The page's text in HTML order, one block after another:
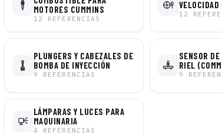
MOTORES CUMMINS
12 REFERENCIAS
VELOCIDAD
12
PLUNGERS Y CABEZALES DE
BOMBA DE INYECCIÓN
9 REFERENCIAS
SENSOR
RIEL
9
LÁMPARAS Y LUCES PARA
MAQUINARIA
4 REFERENCIAS